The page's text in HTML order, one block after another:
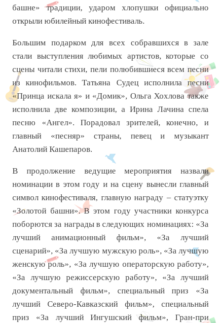
башне» традиции, ударом хлопушки официально
открыли юбилейный кинофестиваль.
Большим подарком для всех собравшихся в зале
стали выступления любимых артистов, которые со
сцены читали стихи, пели полюбившиеся всем песни
из кинофильмов. Татьяна Судец исполнила песни
«Принца искала я» и «Домик», Ольга Хохлова также
исполнила две композиции, а Ирина Лачина спела
песню «Ангел». Порадовал зрителей, конечно, и
главный «песняр» страны, певец и музыкант
Анатолий Кашепаров.
В продолжение ведущие мероприятия назвали
номинации в этом году и на сцену вынесли главный
символ кинофестиваля, главную награду – статуэтку
«Золотой башни». В этом году участники конкурса
поборются за награды в следующих номинациях: «За
лучший анимационный фильм», «За лучший
сценарий», «За лучшую мужскую роль», «За лучшую
женскую роль», «За лучшую операторскую работу»,
«За лучшую режиссерскую работу», «За лучший
документальный фильм», специальный приз «За
лучший Северо-Кавказский фильм», специальный
приз «За лучший Ингушский фильм», Гран-при